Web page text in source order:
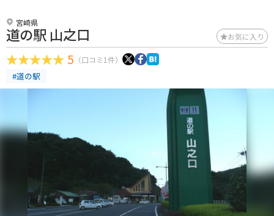
宮崎県
道の駅 山之口 お気に入り
5 （口コミ1件）
#道の駅